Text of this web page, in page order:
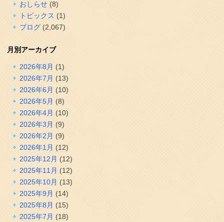
おしらせ(8)
トピックス (1)
ブログ(2,067)
月別アーカイブ
2026年8月 (1)
2026年7月 (13)
2026年6月 (10)
2026年5月 (8)
2026年4月 (10)
2026年3月 (9)
2026年2月 (9)
2026年1月 (12)
2025年12月 (12)
2025年11月 (12)
2025年10月 (13)
2025年9月 (14)
2025年8月 (15)
2025年7月 (18)